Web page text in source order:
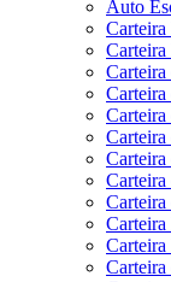
Auto